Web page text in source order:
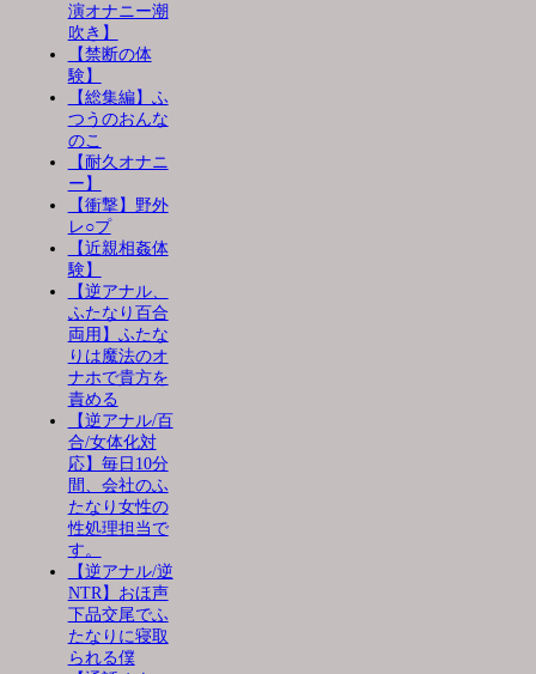
演オナニー潮
吹き】
【禁断の体
験】
【総集編】ふ
つうのおんな
のこ
【耐久オナニ
ー】
【衝撃】野外
レ○プ
【近親相姦体
験】
【逆アナル、
ふたなり百合
両用】ふたな
りは魔法のオ
ナホで貴方を
責める
【逆アナル/百
合/女体化対
応】毎日10分
間、会社のふ
たなり女性の
性処理担当で
す。
【逆アナル/逆
NTR】おほ声
下品交尾でふ
たなりに寝取
られる僕